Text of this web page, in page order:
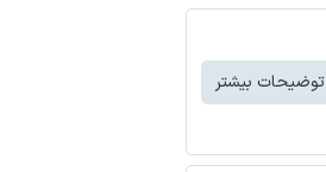
توضیحات بیشتر